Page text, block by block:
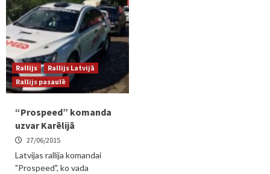
Rallijs
Rallijs Latvijā
Rallijs pasaulē
“Prospeed” komanda
uzvar Karēlijā
27/06/2015
Latvijas rallija komandai
"Prospeed", ko vada